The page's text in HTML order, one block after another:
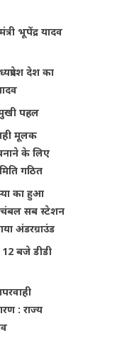
भूपेंद्र यादव
देश का
पहल
मूलक
के लिए
गठित
का हुआ
चंबल सब स्टेशन
अंडरग्राउंड
12 बजे डीडी
: राज्य